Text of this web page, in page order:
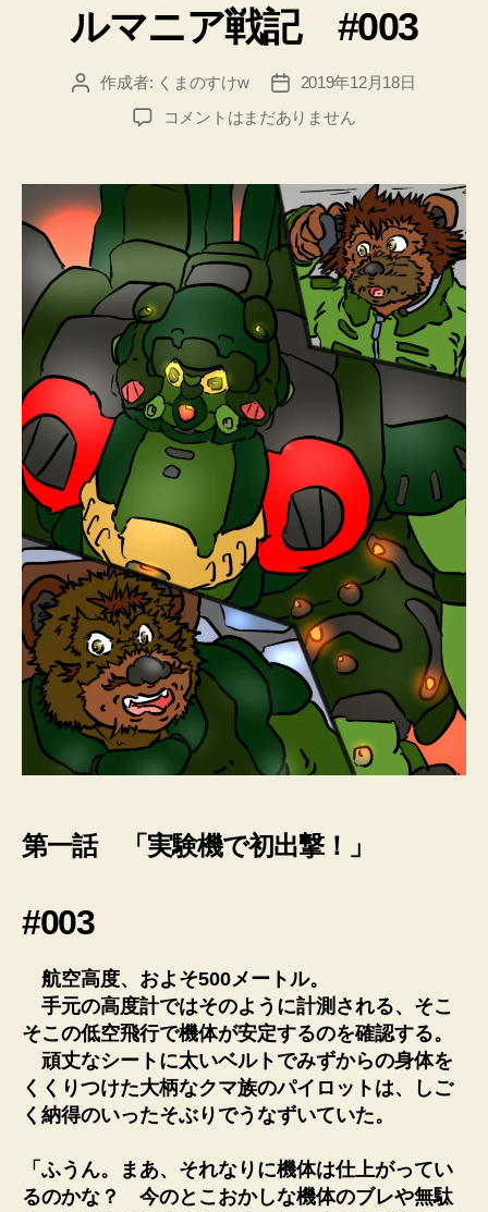
ー
ルマニア戦記 #003
投
作成者: くまのすけw
投
稿
日
2019年12月18日
ル
ア
記
#003
へ
の
コメントはまだありません
第一話 「実験機で初出撃！」
#003
航空高度、およそ500メートル。
手元の高度計ではそのように計測される、そこ
そこの低空飛行で機体が安定するのを確認する。
頑丈なシートに太いベルトでみずからの身体を
くくりつけた大柄なクマ族のパイロットは、しご
く納得のいったそぶりでうなずいていた。
「ふうん。まあ、それなりに機体は仕上がってい
るのかな？ 今のとこおかしな機体のブレや無駄